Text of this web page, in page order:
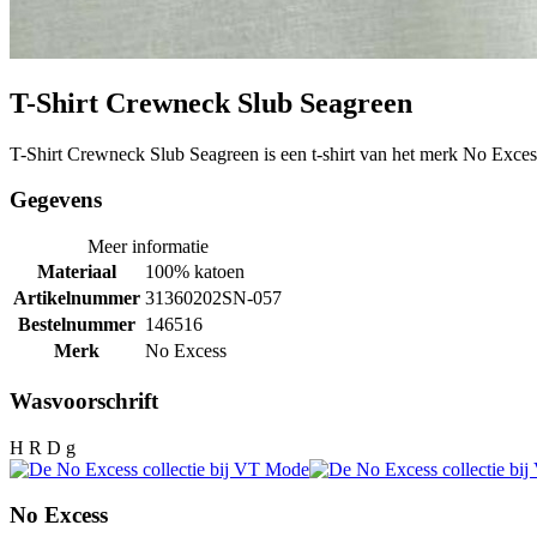
T-Shirt Crewneck Slub Seagreen
T-Shirt Crewneck Slub Seagreen is een t-shirt van het merk No
Gegevens
Meer informatie
Materiaal
100% katoen
Artikelnummer 31360202SN-057
Bestelnummer 146516
Merk
No Excess
Wasvoorschrift
H R D g
No Excess